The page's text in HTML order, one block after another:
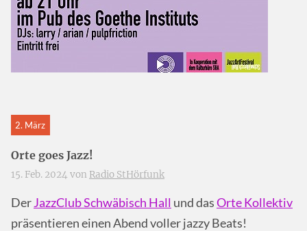
2. März
Orte goes Jazz!
15. Feb. 2024 von Radio StHörfunk
DerJazzClub Schwäbisch Hall und dasOrte Kollektiv
präsentieren einen Abend voller jazzy Beats!